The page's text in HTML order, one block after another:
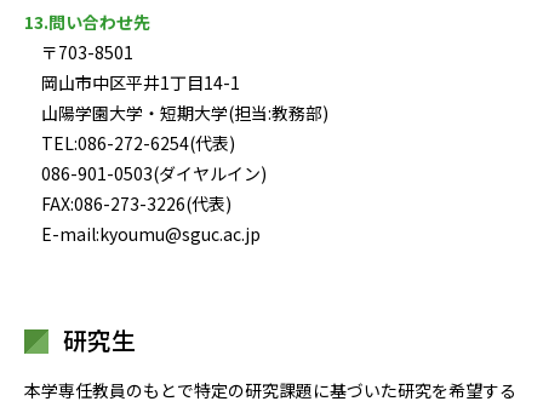
13.問い合わせ先
〒703-8501
岡山市中区平井1丁目14-1
山陽学園大学・短期大学(担当:教務部)
TEL:086-272-6254(代表)
086-901-0503(ダイヤルイン)
FAX:086-273-3226(代表)
E-mail:kyoumu@sguc.ac.jp
研究生
本学専任教員のもとで特定の研究課題に基づいた研究を希望する